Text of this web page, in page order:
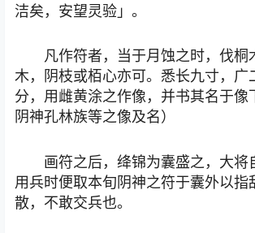
洁矣，安望灵验」。
凡作符者，当于月蚀之时，伐桐
木，阴枝或栢心亦可。悉长九寸，广
分，用雌黄涂之作像，并书其名于像
阴神孔林族等之像及名）
画符之后，绛锦为囊盛之，大将
用兵时便取本旬阴神之符于囊外以指
散，不敢交兵也。